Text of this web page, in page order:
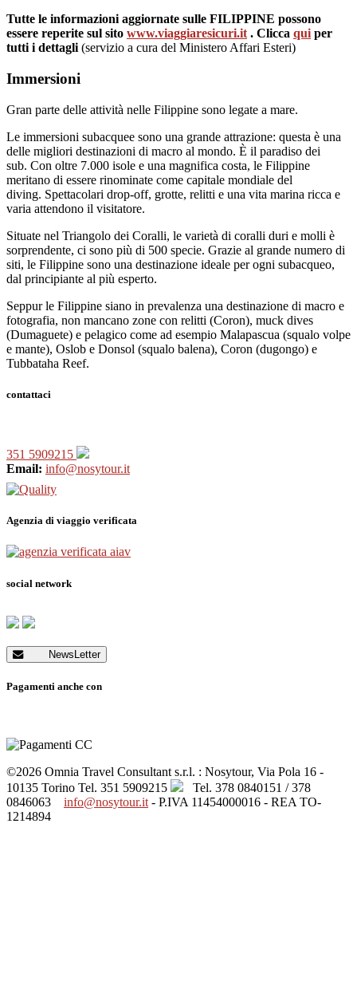
Tutte le informazioni aggiornate sulle FILIPPINE possono
essere reperite sul sito www.viaggiaresicuri.it . Clicca qui per
tutti i dettagli (servizio a cura del Ministero Affari Esteri)
Immersioni
Gran parte delle attività nelle Filippine sono legate a mare.
Le immersioni subacquee sono una grande attrazione: questa è una
delle migliori destinazioni di macro al mondo. È il paradiso dei
sub. Con oltre 7.000 isole e una magnifica costa, le Filippine
meritano di essere rinominate come capitale mondiale del
diving. Spettacolari drop-off, grotte, relitti e una vita marina ricca e
varia attendono il visitatore.
Situate nel Triangolo dei Coralli, le varietà di coralli duri e molli è
sorprendente, ci sono più di 500 specie. Grazie al grande numero di
siti, le Filippine sono una destinazione ideale per ogni subacqueo,
dal principiante al più esperto.
Seppur le Filippine siano in prevalenza una destinazione di macro e
fotografia, non mancano zone con relitti (Coron), muck dives
(Dumaguete) e pelagico come ad esempio Malapascua (squalo volpe
e mante), Oslob e Donsol (squalo balena), Coron (dugongo) e
Tubbataha Reef.
contattaci
351 5909215
Email: info@nosytour.it
Agenzia di viaggio verificata
social network
NewsLetter
Pagamenti anche con
©2026 Omnia Travel Consultant s.r.l. : Nosytour, Via Pola 16 -
10135 Torino Tel. 351 5909215
Tel. 378 0840151 / 378
0846063 info@nosytour.it - P.IVA 11454000016 - REA TO-
1214894